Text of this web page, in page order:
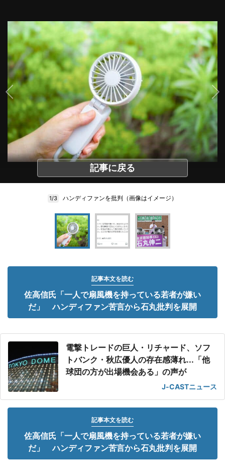
記事に戻る
1/3 ハンディファンを批判（画像はイメージ）
記事本文を読む
佐高信氏「一人で扇風機を持っている若者が嫌い
だ」 ハンディファン苦言から石丸批判を展開
電撃トレードの巨人・リチャード、ソフ
トバンク・秋広優人の存在感薄れ...「他
球団の方が出場機会ある」の声が
J-CASTニュース
記事本文を読む
佐高信氏「一人で扇風機を持っている若者が嫌い
だ」 ハンディファン苦言から石丸批判を展開